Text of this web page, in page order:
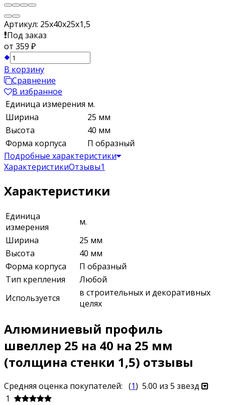
Артикул: 25х40х25х1,5
Под заказ
от 359 ₽
В корзину
Сравнение
В избранное
Единица измерения м.
Ширина
25 мм
Высота
40 мм
Форма корпуса
П образный
Подробные характеристики
ХарактеристикиОтзывы1
Характеристики
Единица
измерения
м.
Ширина
25 мм
Высота
40 мм
Форма корпуса
П образный
Тип крепления
Любой
Используется
в строительных и декоративных
целях
Алюминиевый профиль
швеллер 25 на 40 на 25 мм
(толщина стенки 1,5) отзывы
Средняя оценка покупателей: (1) 5.00 из 5 звезд
1